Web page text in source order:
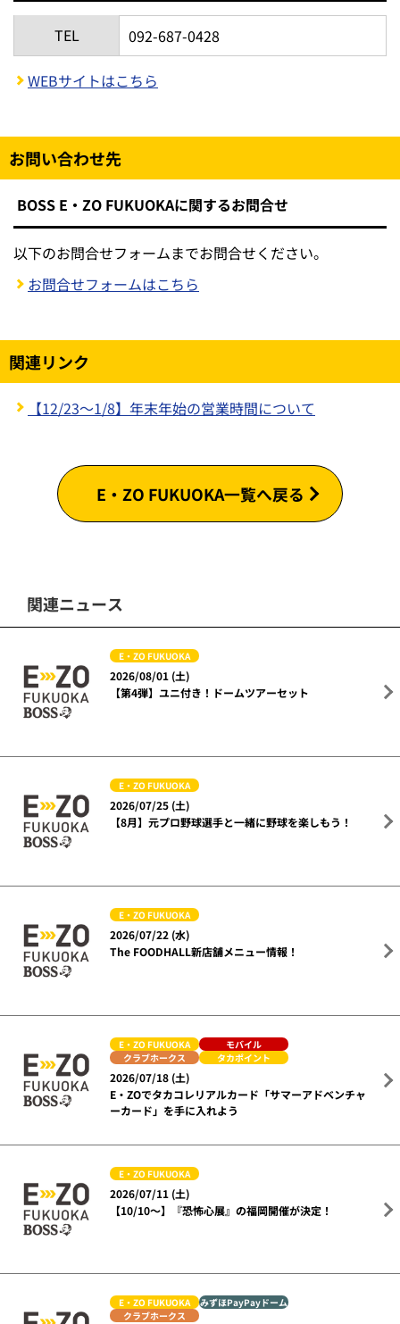
TEL 092-687-0428
WEBサイトはこちら
お問い合わせ先
BOSS E・ZO FUKUOKAに関するお問合せ
以下のお問合せフォームまでお問合せください。
お問合せフォームはこちら
関連リンク
【12/23～1/8】年末年始の営業時間について
E・ZO FUKUOKA一覧へ戻る
関連ニュース
E・ZO FUKUOKA
2026/08/01 (土)
【第4弾】ユニ付き！ドームツアーセット
E・ZO FUKUOKA
2026/07/25 (土)
【8月】元プロ野球選手と一緒に野球を楽しもう！
E・ZO FUKUOKA
2026/07/22 (水)
The FOODHALL新店舗メニュー情報！
E・ZO FUKUOKA
モバイル
クラブホークス
タカポイント
2026/07/18 (土)
E・ZOでタカコレリアルカード「サマーアドベンチャ
ーカード」を手に入れよう
E・ZO FUKUOKA
2026/07/11 (土)
【10/10～】『恐怖心展』の福岡開催が決定！
E・ZO FUKUOKA
みずほPayPayドーム
クラブホークス